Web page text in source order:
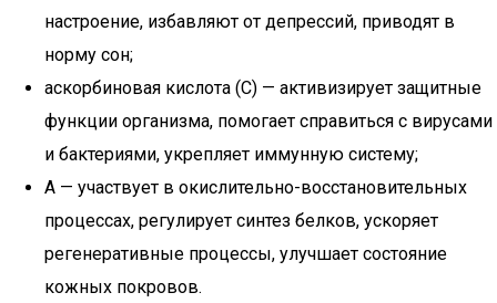
настроение, избавляют от депрессий, приводят в
норму сон;
аскорбиновая кислота (С) — активизирует защитные
функции организма, помогает справиться с вирусами
и бактериями, укрепляет иммунную систему;
А — участвует в окислительно-восстановительных
процессах, регулирует синтез белков, ускоряет
регенеративные процессы, улучшает состояние
кожных покровов.